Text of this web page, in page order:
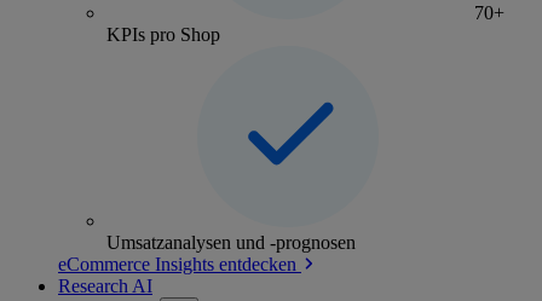
70+
KPIs pro Shop
Umsatzanalysen und -prognosen
eCommerce Insights entdecken
Research AI